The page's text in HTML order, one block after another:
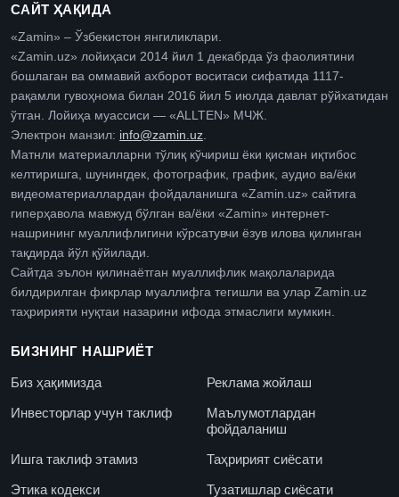
САЙТ ҲАҚИДА
«Zamin» – Ўзбекистон янгиликлари.
«Zamin.uz» лойиҳаси 2014 йил 1 декабрда ўз фаолиятини
бошлаган ва оммавий ахборот воситаси сифатида 1117-
рақамли гувоҳнома билан 2016 йил 5 июлда давлат рўйхатидан
ўтган. Лойиҳа муассиси — «ALLTEN» МЧЖ.
Электрон манзил: info@zamin.uz
Матнли материалларни тўлиқ кўчириш ёки қисман иқтибос
келтиришга, шунингдек, фотографик, график, аудио ва/ёки
видеоматериаллардан фойдаланишга «Zamin.uz» сайтига
гиперҳавола мавжуд бўлган ва/ёки «Zamin» интернет-
нашрининг муаллифлигини кўрсатувчи ёзув илова қилинган
тақдирда йўл қўйилади.
Сайтда эълон қилинаётган муаллифлик мақолаларида
билдирилган фикрлар муаллифга тегишли ва улар Zamin.uz
таҳририяти нуқтаи назарини ифода этмаслиги мумкин.
БИЗНИНГ НАШРИЁТ
Биз ҳақимизда
Реклама жойлаш
Инвесторлар учун таклиф
Маълумотлардан
фойдаланиш
Ишга таклиф этамиз
Таҳририят сиёсати
Этика кодекси
Тузатишлар сиёсати